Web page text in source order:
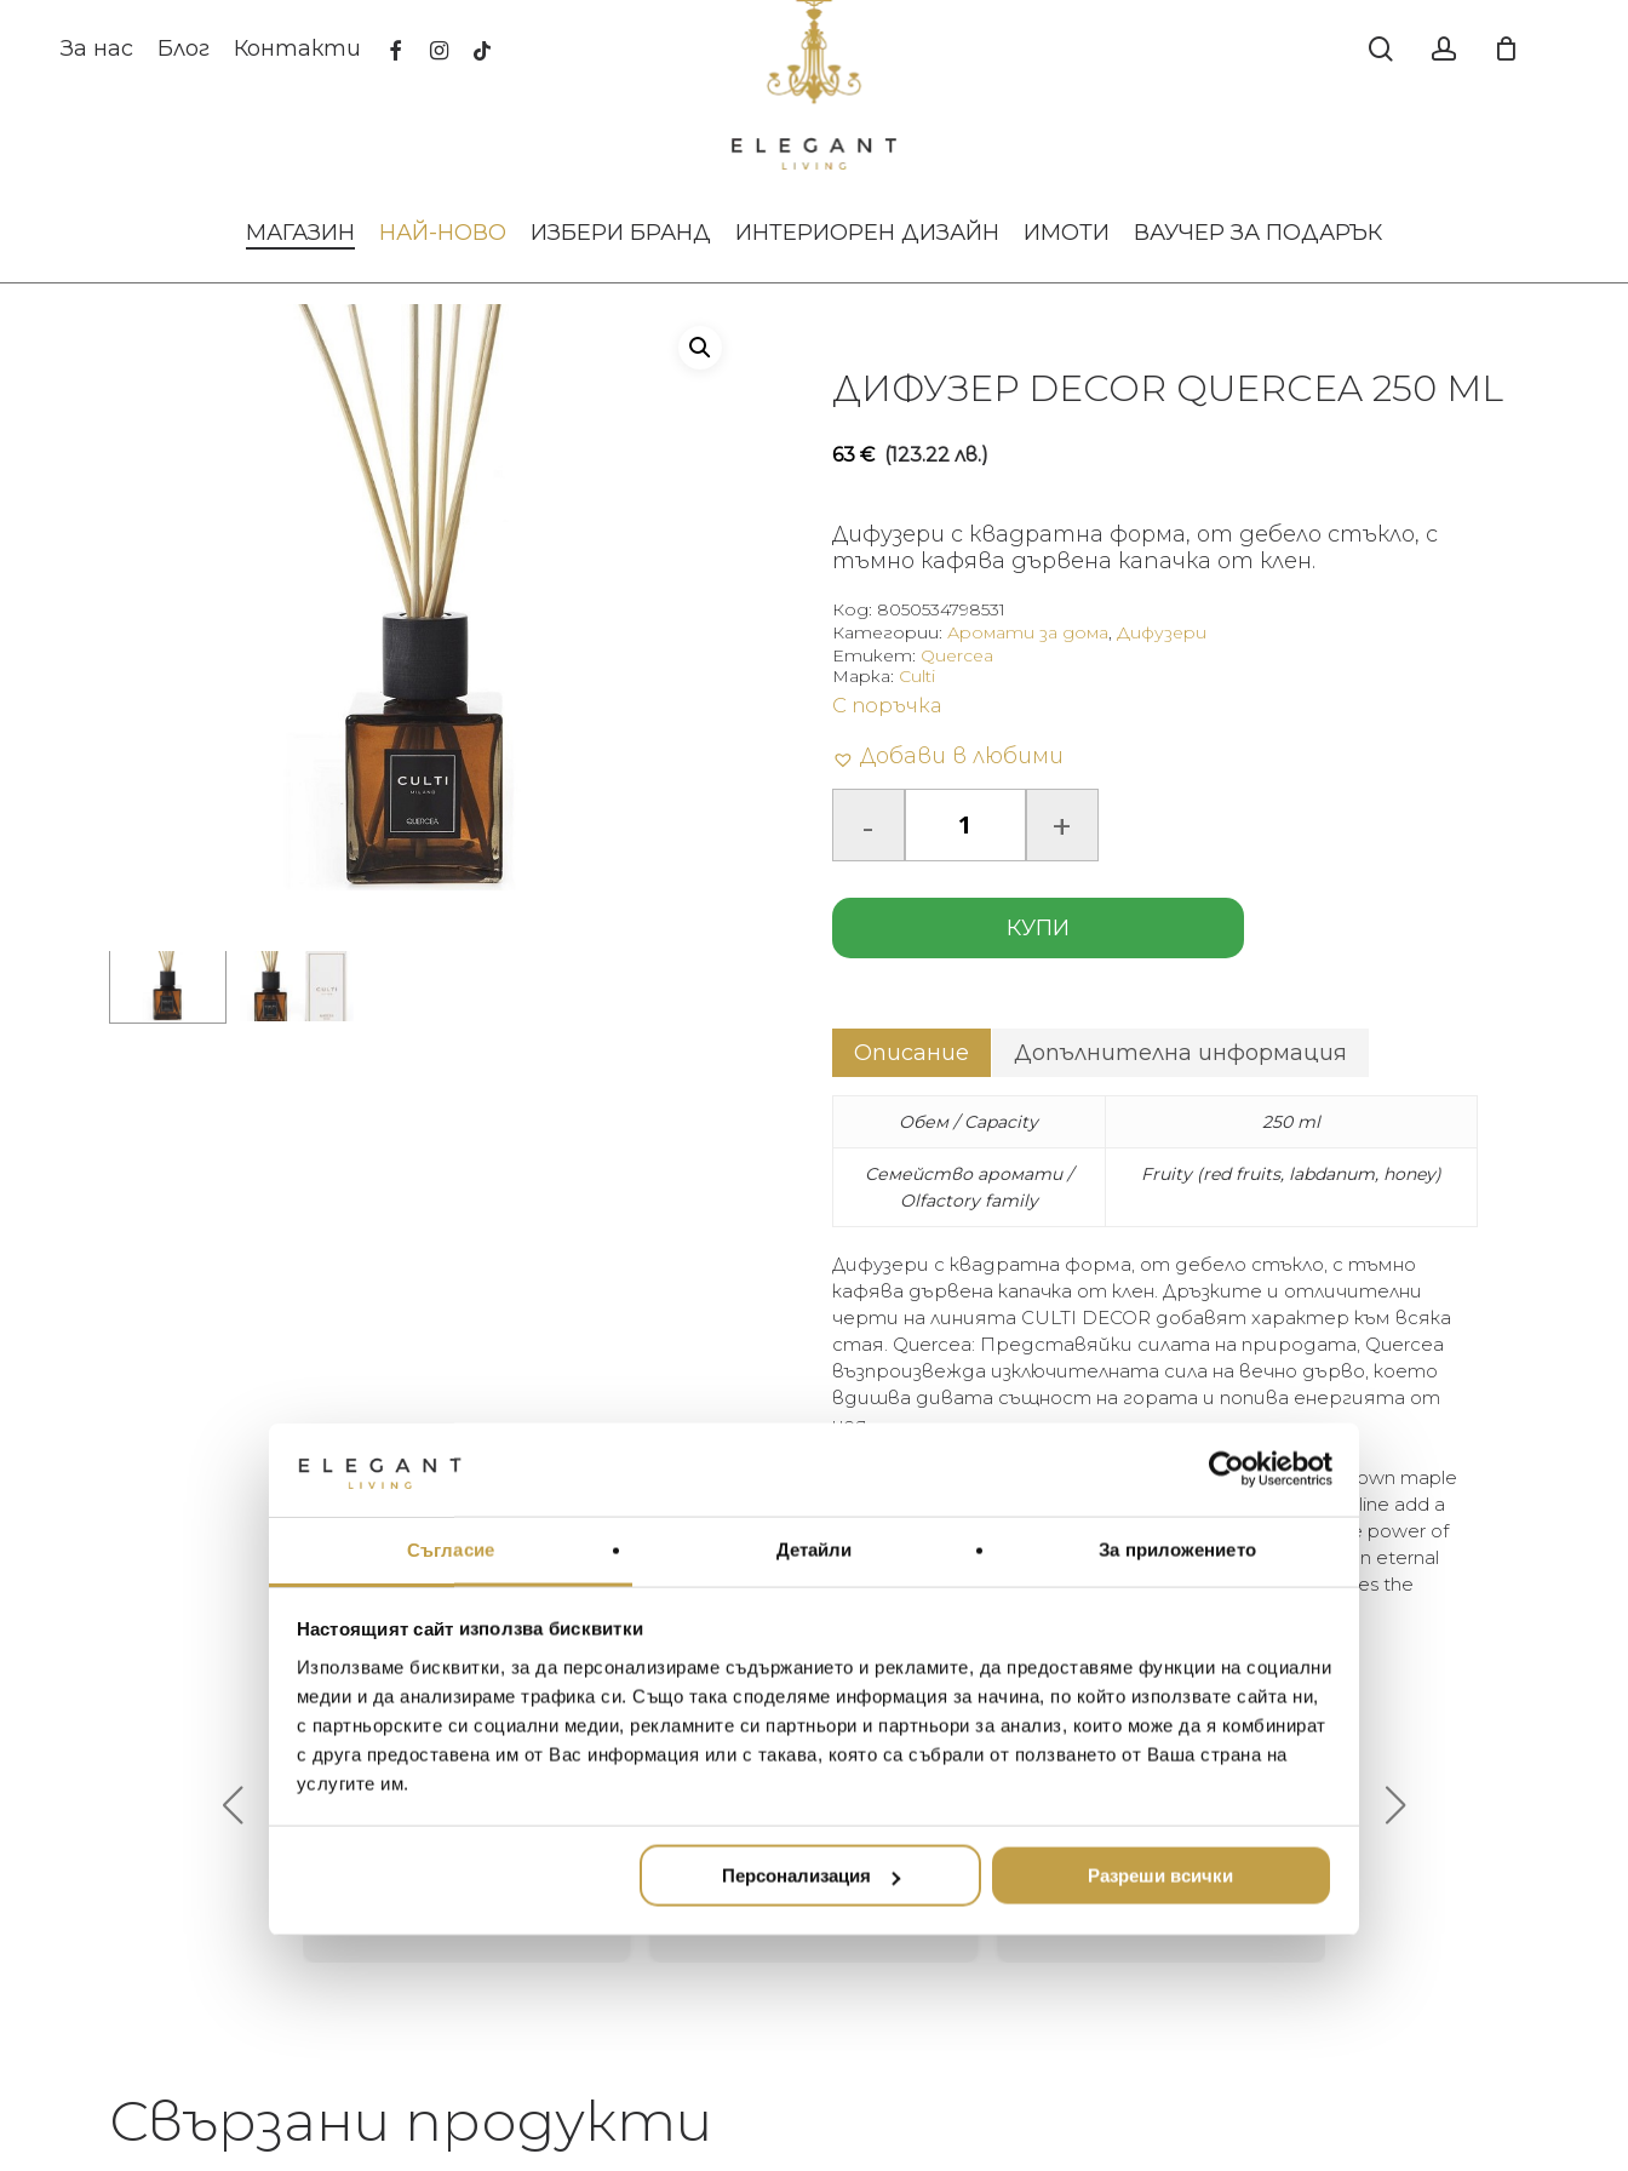
Съгласие Детайли За приложението
Настоящият сайт използва бисквитки
Използваме бисквитки, за да персонализираме съдържанието и рекламите, да предоставяме функции на социални
медии и да анализираме трафика си. Също така споделяме информация за начина, по който използвате сайта ни,
с партньорските си социални медии, рекламните си партньори и партньори за анализ, които може да я комбинират
с друга предоставена им от Вас информация или с такава, която са събрали от ползването от Ваша страна на
услугите им.
Персонализация Разреши всички
За нас Блог Контакти facebookinstagram
tiktok
МАГАЗИН НАЙ-НОВО ИЗБЕРИ БРАНД ИНТЕРИОРЕН ДИЗАЙН ИМОТИ ВАУЧЕР ЗА ПОДАРЪК
ДИФУЗЕР DECOR QUERCEA 250 ML
63 € (123.22 лв.)
Дифузери с квадратна форма, от дебело стъкло, с
тъмно кафява дървена капачка от клен.
Код: 8050534798531
Категории: Аромати за дома, Дифузери
Етикет: Quercea
С поръчка
Добави в любими
КУПИ
Марка: Culti
Описание Допълнителна информация
Обем / Capacity 250 ml
Семейство аромати /
Olfactory family
Fruity (red fruits, labdanum, honey)
Дифузери с квадратна форма, от дебело стъкло, с тъмно
кафява дървена капачка от клен. Дръзките и отличителни
черти на линията CULTI DECOR добавят характер към всяка
стая. Quercea: Представяйки силата на природата, Quercea
възпроизвежда изключителната сила на вечно дърво, което
вдишва дивата същност на гората и попива енергията от
нея.
Sculpted, square-shaped bottles in thick glass with Dark Brown maple
wood cap. The bold, distinct features of the CULTI DECOR line add a
touch of character to any room. Quercea: Representing the power of
nature, Quercea reproduces the extraordinary strength of an eternal
tree that breathes in the wild essence of the forest and takes the
Георги Питов
2021-06-01
Иван Иванов
2020-05-20
елегантен дом. В него ще
намерите всичко, което ще
направи жилището ви
неповторимо
Ивелина Линковска
2018-08-10
Хареса ми
Свързани продукти